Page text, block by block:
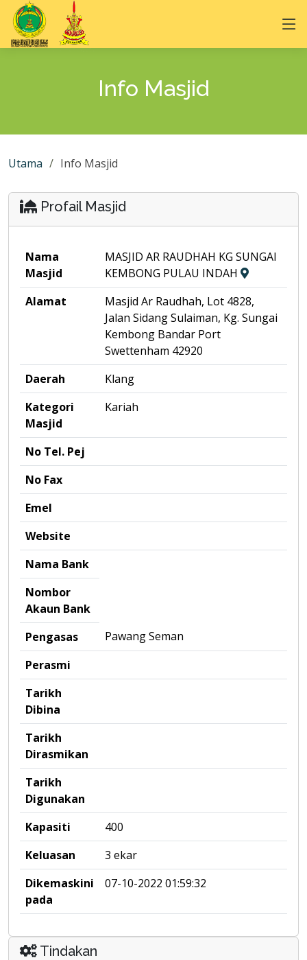
Info Masjid
Utama Info Masjid
Profail Masjid
Nama
Masjid
MASJID AR RAUDHAH KG SUNGAI
KEMBONG PULAU INDAH
Alamat
Masjid Ar Raudhah, Lot 4828,
Jalan Sidang Sulaiman, Kg. Sungai
Kembong Bandar Port
Swettenham 42920
Daerah
Klang
Kategori
Masjid
Kariah
No Tel. Pej
No Fax
Emel
Website
Nama Bank
Nombor
Akaun Bank
Pengasas
Pawang Seman
Perasmi
Tarikh
Dibina
Tarikh
Dirasmikan
Tarikh
Digunakan
Kapasiti
400
Keluasan
3 ekar
Dikemaskini
pada
07-10-2022 01:59:32
Tindakan